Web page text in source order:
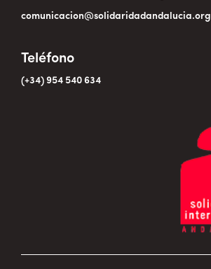
comunicacion@solidaridadandalucia.org
Teléfono
(+34) 954 540 634